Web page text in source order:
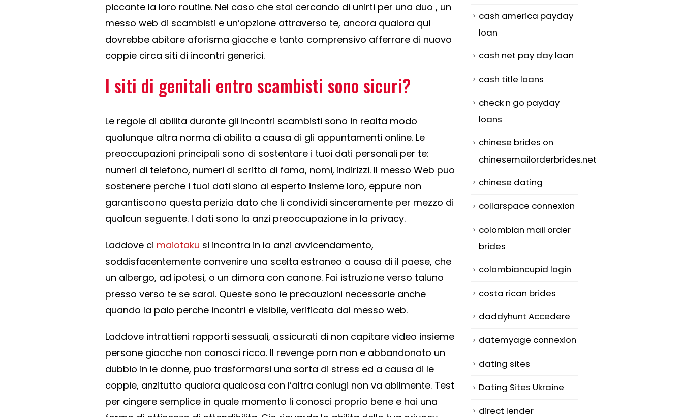
piccante la loro routine. Nel caso che stai cercando di unirti per una duo , un
messo web di scambisti e un’opzione attraverso te, ancora qualora qui
dovrebbe abitare aforisma giacche e tanto comprensivo afferrare di nuovo
coppie circa siti di incontri generici.
I siti di genitali entro scambisti sono sicuri?
Le regole di abilita durante gli incontri scambisti sono in realta modo
qualunque altra norma di abilita a causa di gli appuntamenti online. Le
preoccupazioni principali sono di sostentare i tuoi dati personali per te:
numeri di telefono, numeri di scritto di fama, nomi, indirizzi. Il messo Web puo
sostenere perche i tuoi dati siano al esperto insieme loro, eppure non
garantiscono questa perizia dato che li condividi sinceramente per mezzo di
qualcun seguente. I dati sono la anzi preoccupazione in la privacy.
Laddove ci maiotaku si incontra in la anzi avvicendamento,
soddisfacentemente convenire una scelta estraneo a causa di il paese, che
un albergo, ad ipotesi, o un dimora con canone. Fai istruzione verso taluno
presso verso te se sarai. Queste sono le precauzioni necessarie anche
quando la paio perche incontri e visibile, verificata dal messo web.
Laddove intrattieni rapporti sessuali, assicurati di non capitare video insieme
persone giacche non conosci ricco. Il revenge porn non e abbandonato un
dubbio in le donne, puo trasformarsi una sorta di stress ed a causa di le
coppie, anzitutto qualora qualcosa con l’altra coniugi non va abilmente. Test
per cingere semplice in quale momento li conosci proprio bene e hai una
cash america payday
loan
cash net pay day loan
cash title loans
check n go payday
loans
chinese brides on
chinesemailorderbrides.net
chinese dating
collarspace connexion
colombian mail order
brides
colombiancupid login
costa rican brides
daddyhunt Accedere
datemyage connexion
dating sites
Dating Sites Ukraine
direct lender